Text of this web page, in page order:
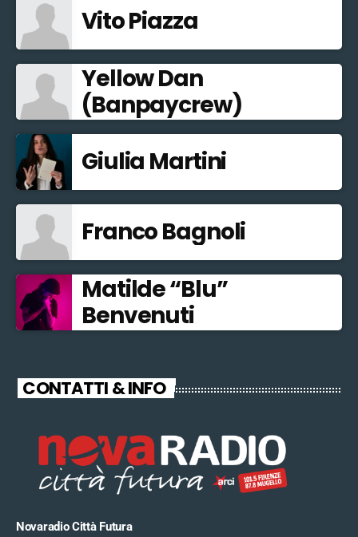
Vito Piazza
Yellow Dan
(Banpaycrew)
Giulia Martini
Franco Bagnoli
Matilde “Blu”
Benvenuti
CONTATTI & INFO
Novaradio Città Futura